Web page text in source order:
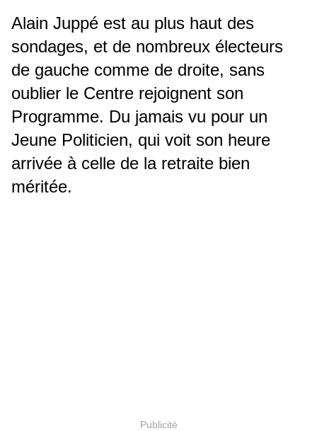
Alain Juppé est au plus haut des
sondages, et de nombreux électeurs
de gauche comme de droite, sans
oublier le Centre rejoignent son
Programme. Du jamais vu pour un
Jeune Politicien, qui voit son heure
arrivée à celle de la retraite bien
méritée.
Publicité